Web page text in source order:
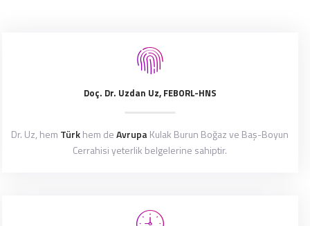
Doç. Dr. Uzdan Uz, FEBORL-HNS
Dr. Uz, hem Türkhem deAvrupaKulak Burun Boğaz ve Baş-Boyun
Cerrahisi yeterlik belgelerine sahiptir.